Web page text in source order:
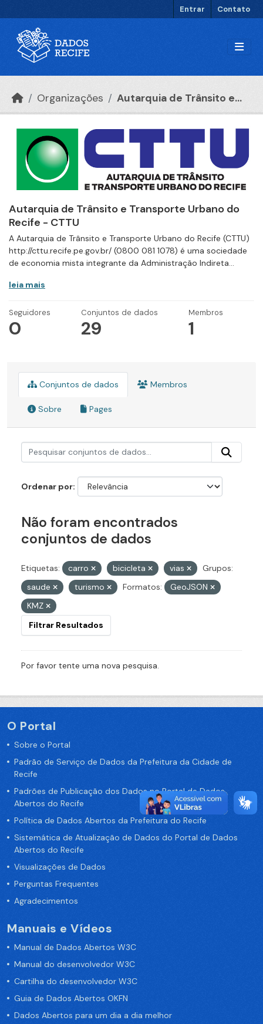
Entrar Contato
Organizações Autarquia de Trânsito e...
Autarquia de Trânsito e Transporte Urbano do
Recife - CTTU
A Autarquia de Trânsito e Transporte Urbano do Recife (CTTU)
http://cttu.recife.pe.gov.br/ (0800 081 1078) é uma sociedade
de economia mista integrante da Administração Indireta...
leia mais
Seguidores
0
Conjuntos de dados
29
Membros
1
Conjuntos de dados Membros
Sobre Pages
Ordenar por
Não foram encontrados
conjuntos de dados
Etiquetas: carro bicicleta vias
Grupos:
saude
turismo Formatos:
GeoJSON
KMZ
Filtrar Resultados
Por favor tente uma nova pesquisa.
O Portal
Sobre o Portal
Padrão de Serviço de Dados da Prefeitura da Cidade de
Recife
Padrões de Publicação dos Dados no Portal de Dados
Abertos do Recife
Política de Dados Abertos da Prefeitura do Recife
Sistemática de Atualização de Dados do Portal de Dados
Abertos do Recife
Visualizações de Dados
Perguntas Frequentes
Agradecimentos
Manuais e Vídeos
Manual de Dados Abertos W3C
Manual do desenvolvedor W3C
Cartilha do desenvolvedor W3C
Guia de Dados Abertos OKFN
Dados Abertos para um dia a dia melhor